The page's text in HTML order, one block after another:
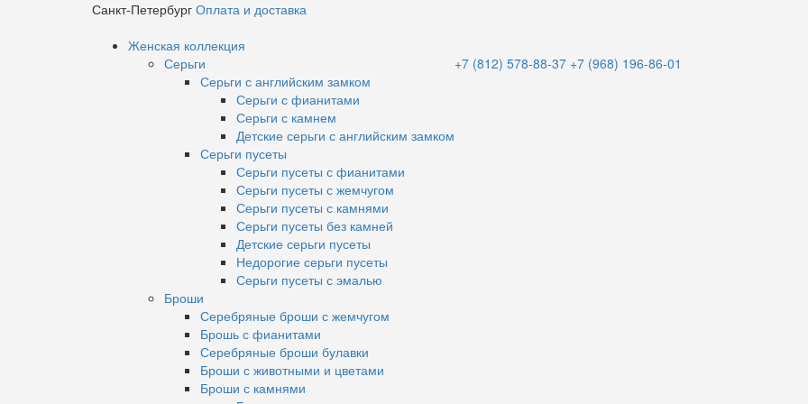
Санкт-Петербург Оплата и доставка
Женская коллекция
Серьги
Серьги с английским замком
Серьги с фианитами
Серьги с камнем
Детские серьги с английским замком
Серьги пусеты
Серьги пусеты с фианитами
Серьги пусеты с жемчугом
Серьги пусеты с камнями
Серьги пусеты без камней
Детские серьги пусеты
Недорогие серьги пусеты
Серьги пусеты с эмалью
Броши
Серебряные броши с жемчугом
Брошь с фианитами
Серебряные броши булавки
Броши с животными и цветами
Броши с камнями
+7 (812) 578-88-37 +7 (968) 196-86-01